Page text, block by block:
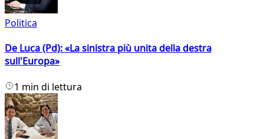
Politica
De Luca (Pd): «La sinistra più unita della destra
sull'Europa»
1 min di lettura